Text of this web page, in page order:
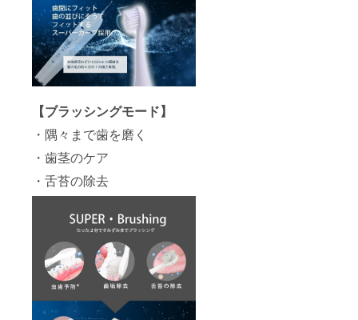
【ブラッシングモード】
・隅々まで歯を磨く
・歯茎のケア
・舌苔の除去